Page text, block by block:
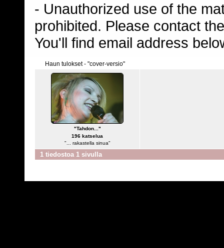
- Unauthorized use of the
prohibited. Please contact
You'll find email address
Haun tulokset - "cover-versio"
"Tahdon..."
196 katselua
"... rakastella sinua"
1 tiedostoa 1 sivulla